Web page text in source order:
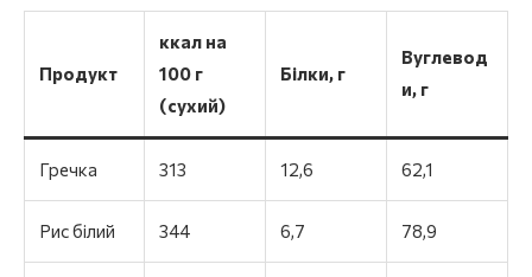
Продукт
ккал на
100 г
(сухий)
Білки, г
Вуглевод
и, г
Гречка 313 12,6 62,1
Рис білий 344 6,7 78,9